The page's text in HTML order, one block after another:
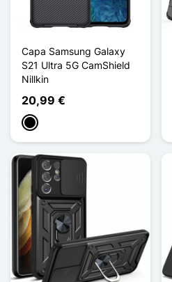
Capa Samsung Galaxy
S21 Ultra 5G CamShield
Nillkin
20,99 €
Preto